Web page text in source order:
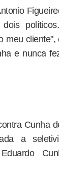
meu cliente",
e nunca
Cunha
a